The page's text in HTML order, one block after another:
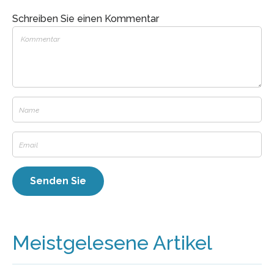
Schreiben Sie einen Kommentar
Meistgelesene Artikel